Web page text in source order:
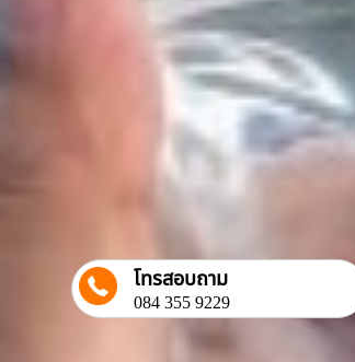
โทรสอบถาม
084 355 9229